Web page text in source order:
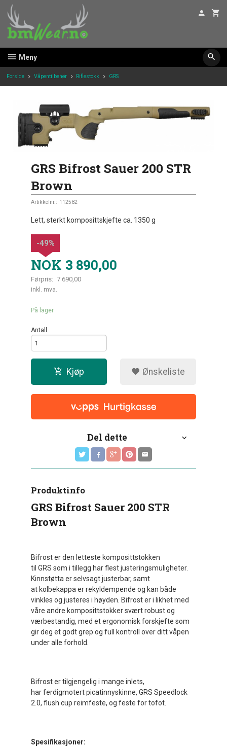
innholdet
Meny
Forside Våpentilbehør Riflestokk GRS
GRS Bifrost Sauer 200 STR
Brown
Artikkelnr.: 112582
Lett, sterkt komposittskjefte ca. 1350 g
NOK 3 890,00
Førpris: 7 690,00
Rabatt
-49%
inkl. mva.
På lager
Antall
Kjøp Ønskeliste
Del dette
Produktinfo
GRS Bifrost Sauer 200 STR
Brown
Bifrost er den letteste komposittstokken
til GRS som i tillegg har flest justeringsmuligheter.
Kinnstøtta er selvsagt justerbar, samt
at kolbekappa er rekyldempende og kan både
vinkles og justeres i høyden. Bifrost er i likhet med
våre andre komposittstokker svært robust og
værbestandig, med et ergonomisk forskjefte som
gir deg et godt grep og full kontroll over ditt våpen
under alle forhold.
Bifrost er tilgjengelig i mange inlets,
har ferdigmotert picatinnyskinne, GRS Speedlock
2.0, flush cup reimfeste, og feste for tofot.
Spesifikasjoner: